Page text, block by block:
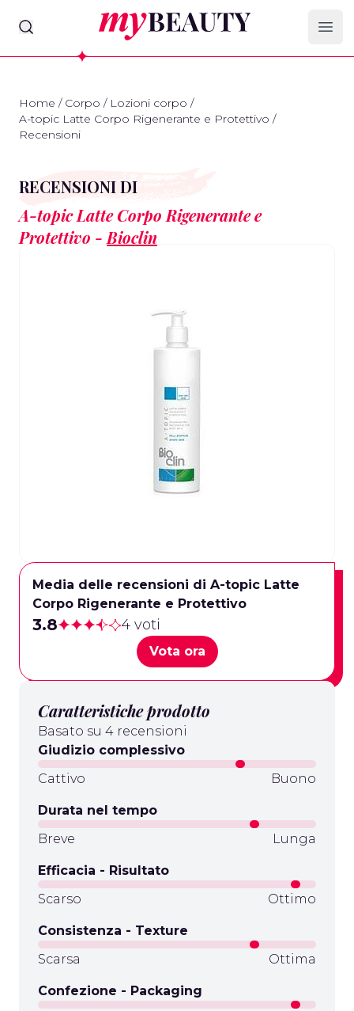
myBeauty
Home / Corpo / Lozioni corpo /
A-topic Latte Corpo Rigenerante e Protettivo /
Recensioni
RECENSIONI DI
A-topic Latte Corpo Rigenerante e
Protettivo - Bioclin
Media delle recensioni di A-topic Latte
Corpo Rigenerante e Protettivo
3.8 4 voti
Vota ora
Caratteristiche prodotto
Basato su 4 recensioni
Giudizio complessivo
Cattivo
Buono
Durata nel tempo
Breve
Lunga
Efficacia - Risultato
Scarso
Ottimo
Consistenza - Texture
Scarsa
Ottima
Confezione - Packaging